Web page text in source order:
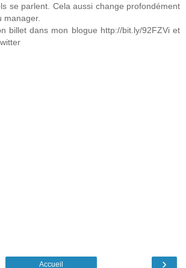
se parlent. Cela aussi change profondément
manager.
billet dans mon blogue http://bit.ly/92FZVi et
›
Accueil